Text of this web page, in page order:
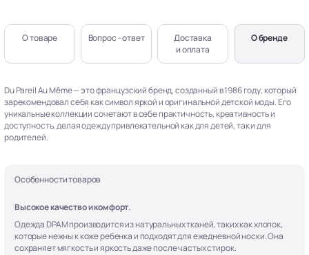
О товаре Вопрос - ответ
Доставка
и оплата
О бренде
Du Pareil Au Même — это французский бренд, созданный в 1986 году, который
зарекомендовал себя как символ яркой и оригинальной детской моды. Его
уникальные коллекции сочетают в себе практичность, креативность и
доступность, делая одежду привлекательной как для детей, так и для
родителей.
Особенности товаров
Высокое качество и комфорт.
Одежда DPAM производится из натуральных тканей, таких как хлопок,
которые нежны к коже ребенка и подходят для ежедневной носки. Она
сохраняет мягкость и яркость даже после частых стирок.